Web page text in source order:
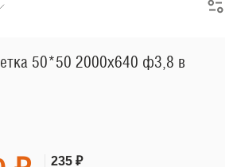
50*50 2000х640 ф3,8 в
235 ₽